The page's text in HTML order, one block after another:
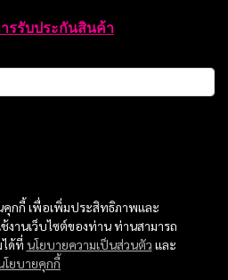
คุกกี้ เพื่อเพิ่มประสิทธิภาพและ
งานเว็บไซต์ของท่าน ท่านสามารถ
ได้ที่ นโยบายความเป็นส่วนตัว และ
โยบายคุกกี้
รรับประกันสินค้า